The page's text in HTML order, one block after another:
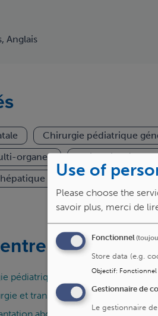
Anglais
Chirurgie pédiatrique
organes
Chirurgie hépato-
pédiatrique
pédiatrique abdominale et générale
et transplantation abdominale
Use of
Please choose the
savoir plus, merci de
Fonctionnel
Store data (e.g.
Objectif: Fonctionnel
Gestionnaire de
Le gestionnaire